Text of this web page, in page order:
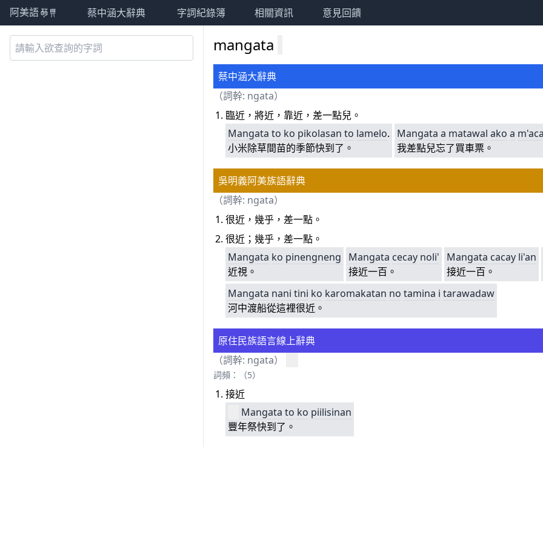
阿美語萌典 蔡中涵大辭典 字詞紀錄簿 相關資訊 意見回饋
mangata
蔡中涵大辭典
（詞幹: ngata）
臨近，將近，靠近，差一點兒。
Mangata to ko pikolasan to lamelo.
小米除草間苗的季節快到了。
Mangata a matawal ako a m'aca
我差點兒忘了買車票。
吳明義阿美族語辭典
（詞幹: ngata）
很近，幾乎，差一點。
很近；幾乎，差一點。
Mangata ko pinengneng
近視。
Mangata cecay noli'
接近一百。
Mangata cacay li'an
接近一百。
Mangata nani tini ko karomakatan no tamina i tarawadaw
河中渡船從這裡很近。
原住民族語言線上辭典
（詞幹: ngata）
詞頻：（5）
接近
Mangata to ko piilisinan
豐年祭快到了。